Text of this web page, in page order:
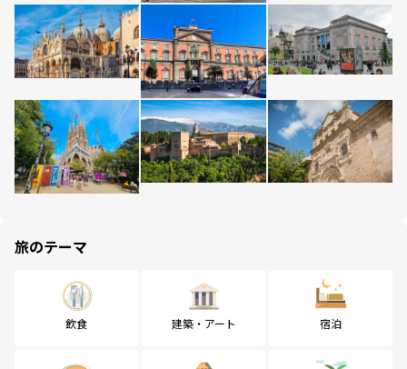
旅のテーマ
飲食 建築・アート 宿泊